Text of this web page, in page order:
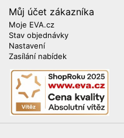
Můj účet zákazníka
Moje EVA.cz
Stav objednávky
Nastavení
Zasílání nabídek